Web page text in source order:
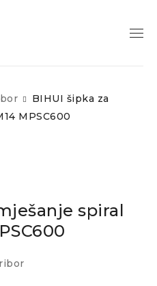
BIHUI šipka za
MPSC600
spiral